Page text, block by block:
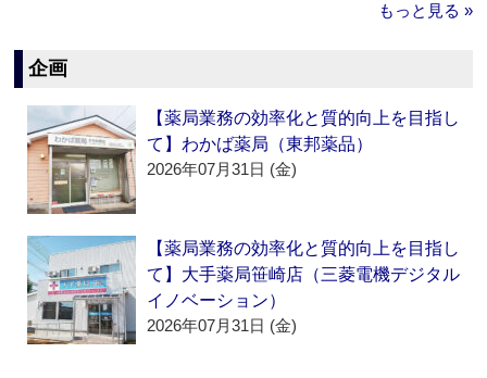
もっと見る »
企画
【薬局業務の効率化と質的向上を目指し
て】わかば薬局（東邦薬品）
2026年07月31日 (金)
【薬局業務の効率化と質的向上を目指し
て】大手薬局笹崎店（三菱電機デジタル
イノベーション）
2026年07月31日 (金)